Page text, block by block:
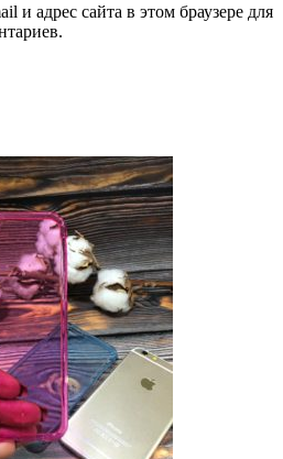
и адрес сайта в этом браузере для